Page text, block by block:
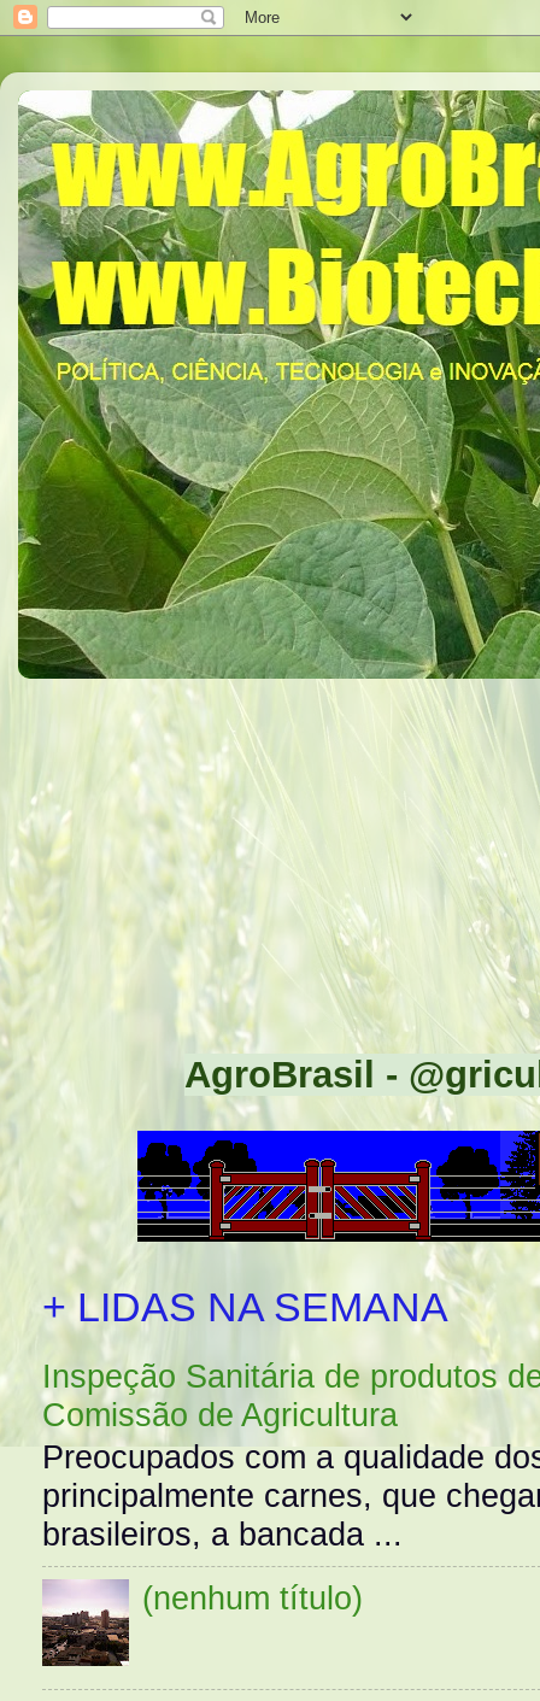
AgroBrasil -
+ LIDAS NA SEMANA
Inspeção Sanitária de produtos
Comissão de Agricultura
Preocupados com a qualidade
principalmente carnes, que
brasileiros, a bancada ...
(nenhum título)